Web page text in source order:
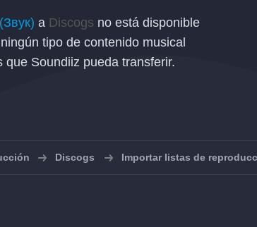
a Discogs no está disponible
tipo de contenido musical
Soundiiz pueda transferir.
Discogs Importar listas de